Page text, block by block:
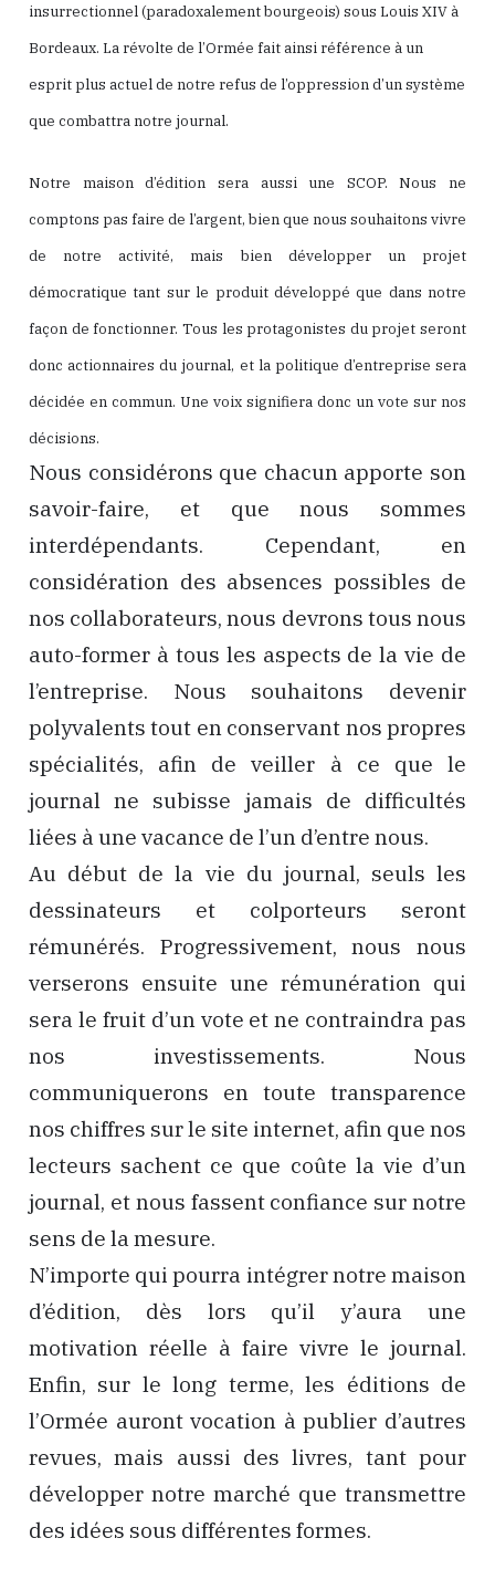
insurrectionnel (paradoxalement bourgeois) sous Louis XIV à
Bordeaux. La révolte de l’Ormée fait ainsi référence à un
esprit plus actuel de notre refus de l’oppression d’un système
que combattra notre journal.
Notre maison d’édition sera aussi une SCOP. Nous ne
comptons pas faire de l’argent, bien que nous souhaitons vivre
de notre activité, mais bien développer un projet
démocratique tant sur le produit développé que dans notre
façon de fonctionner. Tous les protagonistes du projet seront
donc actionnaires du journal, et la politique d’entreprise sera
décidée en commun. Une voix signifiera donc un vote sur nos
décisions.
Nous considérons que chacun apporte son
savoir-faire, et que nous sommes
interdépendants. Cependant, en
considération des absences possibles de
nos collaborateurs, nous devrons tous nous
auto-former à tous les aspects de la vie de
l’entreprise. Nous souhaitons devenir
polyvalents tout en conservant nos propres
spécialités, afin de veiller à ce que le
journal ne subisse jamais de difficultés
liées à une vacance de l’un d’entre nous.
Au début de la vie du journal, seuls les
dessinateurs et colporteurs seront
rémunérés. Progressivement, nous nous
verserons ensuite une rémunération qui
sera le fruit d’un vote et ne contraindra pas
nos investissements. Nous
communiquerons en toute transparence
nos chiffres sur le site internet, afin que nos
lecteurs sachent ce que coûte la vie d’un
journal, et nous fassent confiance sur notre
sens de la mesure.
N’importe qui pourra intégrer notre maison
d’édition, dès lors qu’il y’aura une
motivation réelle à faire vivre le journal.
Enfin, sur le long terme, les éditions de
l’Ormée auront vocation à publier d’autres
revues, mais aussi des livres, tant pour
développer notre marché que transmettre
des idées sous différentes formes.